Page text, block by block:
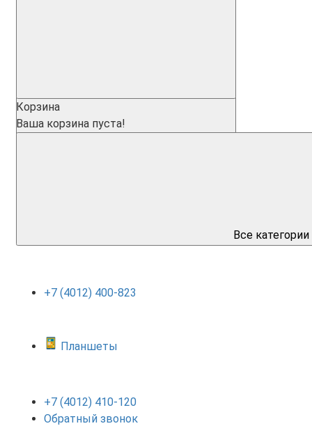
+7 (4012) 400-823
+7 (4012) 410-120
Обратный звонок
Корзина
Ваша корзина пуста!
Все категории
Планшеты